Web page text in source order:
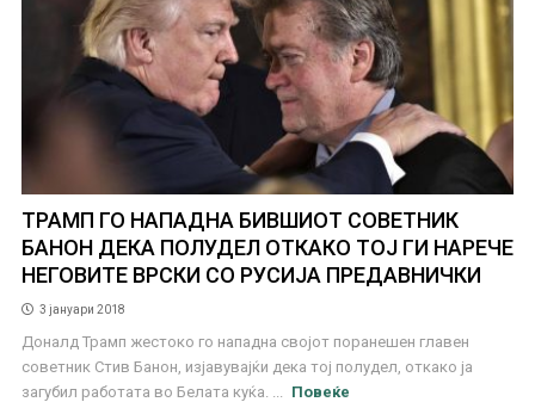
ТРАМП ГО НАПАДНА БИВШИОТ СОВЕТНИК
БАНОН ДЕКА ПОЛУДЕЛ ОТКАКО ТОЈ ГИ НАРЕЧЕ
НЕГОВИТЕ ВРСКИ СО РУСИЈА ПРЕДАВНИЧКИ
3 јануари 2018
Доналд Трамп жестоко го нападна својот поранешен главен
советник Стив Банон, изјавувајќи дека тој полудел, откако ја
загубил работата во Белата куќа. ...
Повеќе